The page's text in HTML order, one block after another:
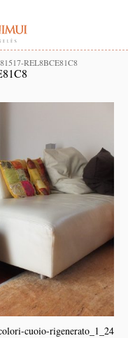
REL8BCE81C8
cuoio-rigenerato_1_24